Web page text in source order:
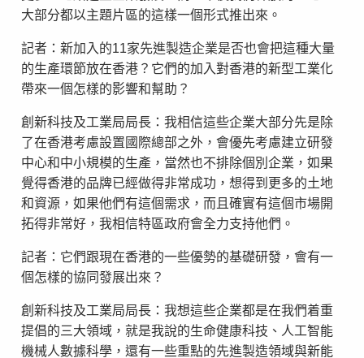
大部分都以主題片區的這樣一個形式推出來。
記者：新加入的11家先進製造企業是否也會把這種大量
的生產環節放在香港？它們的加入對香港的新型工業化
帶來一個怎樣的影響和幫助？
創新科技及工業局局長：我相信這些企業大部分先是除
了在香港考慮設置國際總部之外，會優先考慮建立研發
中心和中小規模的生產，當然也不排除個別企業，如果
覺得香港的品牌已經做得非常成功，想得到更多的土地
和資源，如果他們有這個需求，而且確實有這個市場開
拓得非常好，我相信特區政府會全力支持他們。
記者：它們跟現在香港的一些優勢的基礎研發，會有一
個怎樣的協同發展出來？
創新科技及工業局局長：我想這些企業都是在我們着重
提倡的三大領域，就是我說的生命健康科技、人工智能
機械人數據科學，還有一些重點的先進製造領域與新能